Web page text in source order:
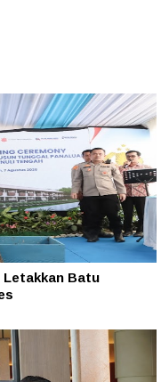
Letakkan Batu